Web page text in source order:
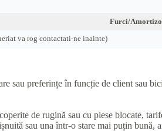
Furci/
va rog contactati-ne inainte)
sau preferințe în funcție de client sau
de rugină sau cu piese blocate,
sau una într-o stare mai puțin